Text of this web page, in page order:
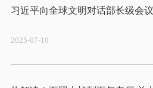
2025-07-10